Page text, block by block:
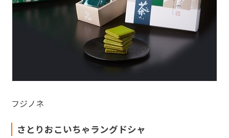
フジノネ
さとりおこいちゃラングドシャ